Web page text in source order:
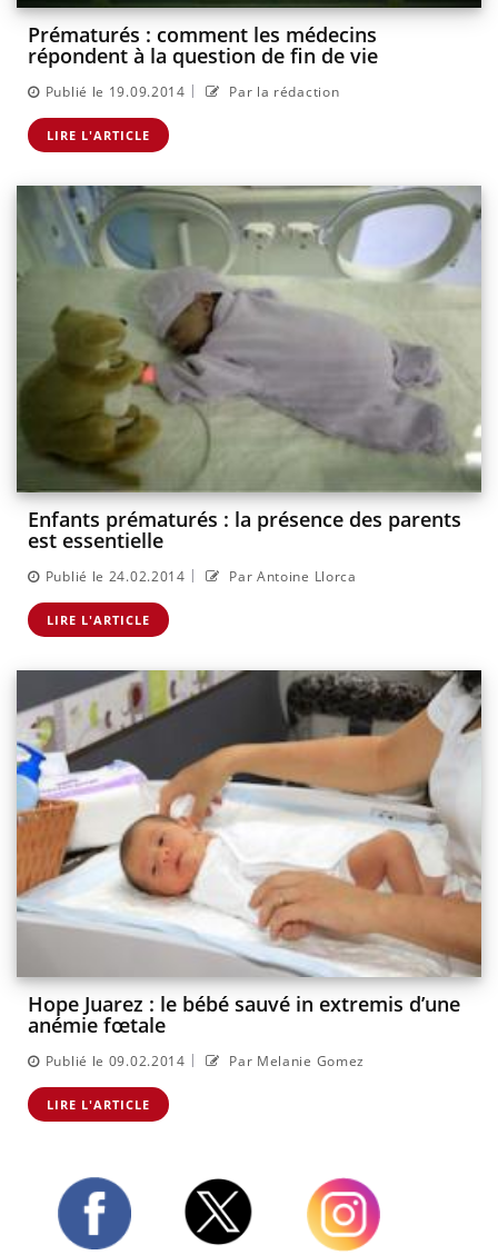
Prématurés : comment les médecins
répondent à la question de fin de vie
Publié le 19.09.2014 | Par la rédaction
LIRE L'ARTICLE
Enfants prématurés : la présence des parents
est essentielle
Publié le 24.02.2014 | Par Antoine Llorca
LIRE L'ARTICLE
Hope Juarez : le bébé sauvé in extremis d’une
anémie fœtale
Publié le 09.02.2014 | Par Melanie Gomez
LIRE L'ARTICLE